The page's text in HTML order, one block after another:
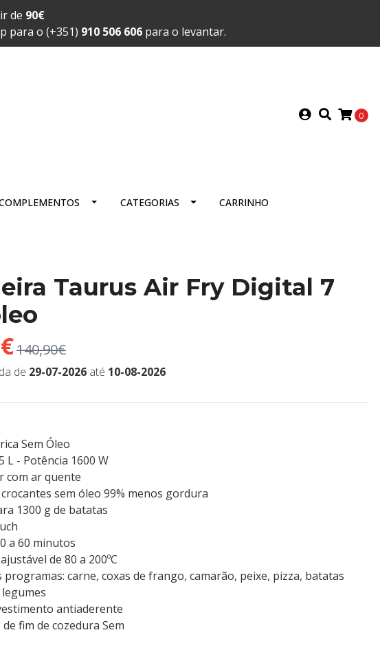
de 90€
para o (+351) 910 506 606 para o levantar.
0
CATEGORIAS CARRINHO
Taurus Air Fry Digital 7
140,90€
de 29-07-2026 até 10-08-2026
Sem Óleo
L - Potência 1600 W
com ar quente
sem óleo 99% menos gordura
1300 g de batatas
a 60 minutos
de 80 a 200ºC
carne, coxas de frango, camarão, peixe, pizza, batatas
antiaderente
fim de cozedura Sem